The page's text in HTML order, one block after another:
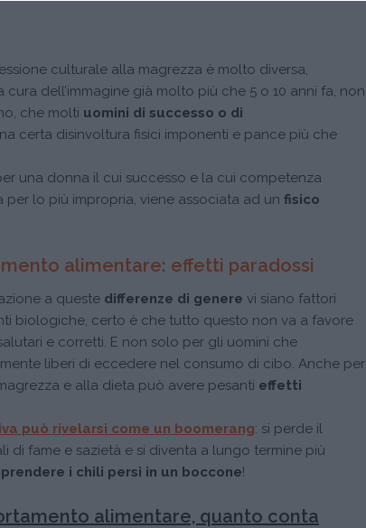
culturale alla magrezza è molto diversa,
cura dell’immagine già molto più che 5 o 10 anni fa, non
che molti uomini di successo o di
certa disinvoltura fisici imponenti e pance più che
una donna il cui successo e la cui competenza
per lo più impropria, viene associata ad un fisico
alimentare: effetti paradossi
a queste differenze di genere vi siano fattori
biologiche, certo è che tutto questo non va a favore
e corretti. E non solo per gli uomini che
liberi di eccedere nel consumo di cibo. Anche per
e alla dieta può avere pesanti effetti
può rivelarsi come un boomerang: si perde il
di fame e sazietà e si diventa a lungo termine più
i chili persi in un boccone!
alimentare, quanto conta